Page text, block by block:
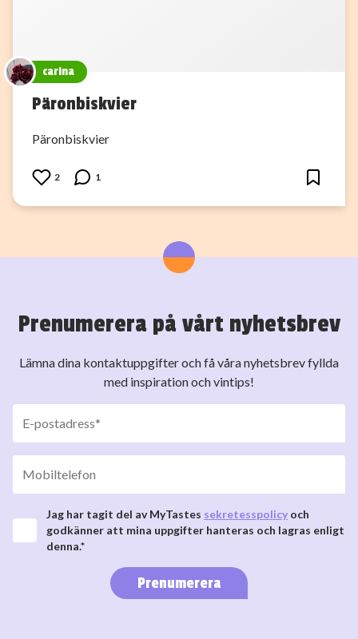
carina
Päronbiskvier
Päronbiskvier
2 1
Prenumerera på vårt nyhetsbrev
Lämna dina kontaktuppgifter och få våra nyhetsbrev fyllda
med inspiration och vintips!
Jag har tagit del av MyTastes sekretesspolicy och
godkänner att mina uppgifter hanteras och lagras enligt
denna.*
Prenumerera